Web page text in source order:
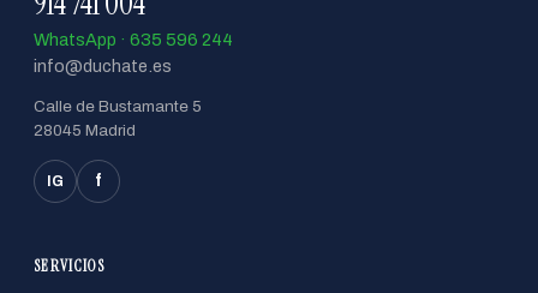
WhatsApp · 635 596 244
info@duchate.es
Calle de Bustamante 5
28045 Madrid
IG f
SERVICIOS